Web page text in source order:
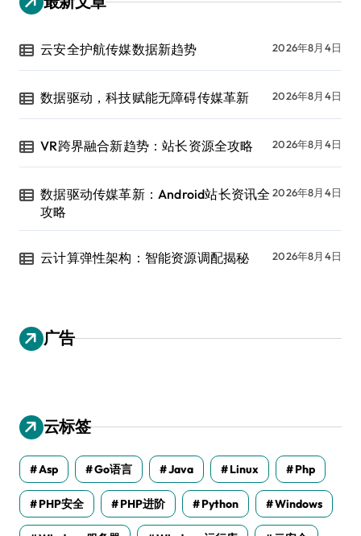
云安全护航传媒数据新趋势 2026年8月4日
数据驱动，科技赋能无障碍传媒革新 2026年8月4日
VR跨界融合新趋势：站长资源全攻略 2026年8月4日
数据驱动传媒革新：Android站长资讯全
攻略
2026年8月4日
云计算弹性架构：智能资源调配揭秘 2026年8月4日
广告
云标签
Asp Go语言 Java Linux Php
PHP安全 PHP进阶 Python Windows